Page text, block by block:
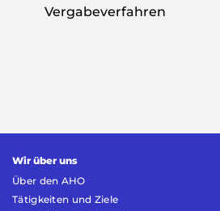
Vergabeverfahren
Wir über uns
Über den AHO
Tätigkeiten und Ziele